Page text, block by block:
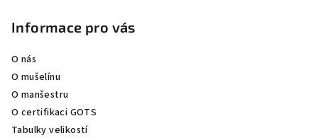
Informace pro vás
O nás
O mušelínu
O manšestru
O certifikaci GOTS
Tabulky velikostí